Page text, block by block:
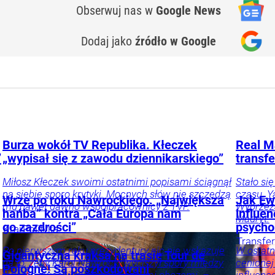
Obserwuj nas w Google News
Dodaj jako źródło w Google
Burza wokół TV Republika. Kłeczek
„wypisał się z zawodu dziennikarskiego”
Miłosz Kłeczek swoimi ostatnimi popisami ściągnął
na siebie sporo krytyki. Mocnych słów nie szczędzą
mu nawet dawno współpracownicy z TVP.
KrajPolityka
Real
Stało
czasu.
Madryt.
nożna
Wrze po roku Nawrockiego. „Największa
hańba” kontra „Cała Europa nam
go zazdrości”
Po pierwszym roku prezydentury nic nie wskazuje
na to, żeby Karol Nawrocki wyciszył spory między
Jak
W
Gigantyczna kraksa na trasie Tour de
Pologne! Są poszkodowani